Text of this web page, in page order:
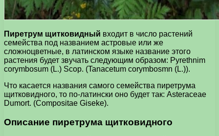
Пиретрум щитковидный входит в число растений
семейства под названием астровые или же
сложноцветные, в латинском языке название этого
растения будет звучать следующим образом: Pyrethnim
corymbosum (L.) Scop. (Tanacetum corymbosmn (L.)).
Что касается названия самого семейства пиретрума
щитковидного, то по-латински оно будет так: Asteraceae
Dumort. (Compositae Giseke).
Описание пиретрума щитковидного